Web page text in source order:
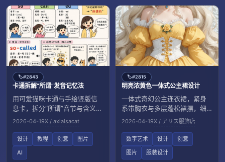
🏷️#2843
卡通拆解“所谓”发音记忆法
用可爱猫咪卡通与手绘竖版信
息卡，拆分“所谓”音节与含义，
便于五年级记忆。
2026-04-19X / axiaisacat
设计 教程 创意
图片
AI
🏷️#2815
明亮浓黄色一体式公主裙设计
一体式奇幻公主连衣裙，紧身
系带胸衣与多层蓬松裙摆，细
致刺绣蕾丝尽显华丽。
2026-04-19X / アリス服飾店
数字艺术 设计
创意
图片
服装设计